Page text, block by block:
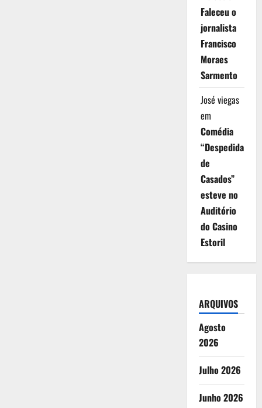
Faleceu o
jornalista
Francisco
Moraes
Sarmento
José viegas
em
Comédia
“Despedida
de
Casados”
esteve no
Auditório
do Casino
Estoril
ARQUIVOS
Agosto
2026
Julho 2026
Junho 2026